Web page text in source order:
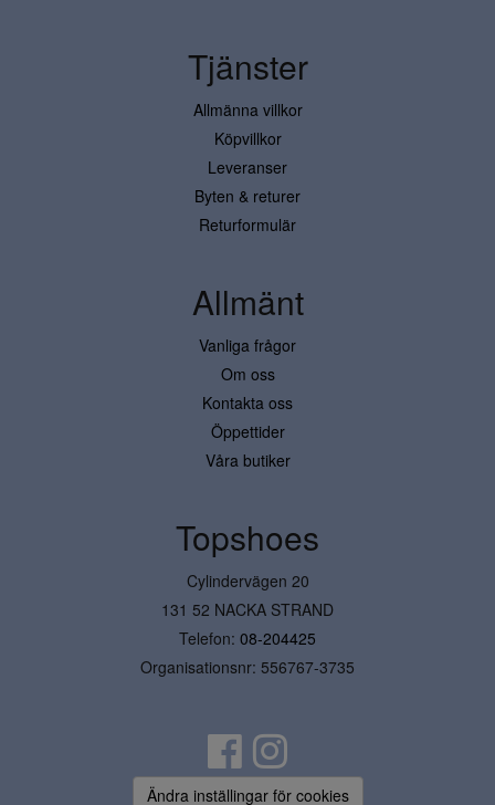
Tjänster
Allmänna villkor
Köpvillkor
Leveranser
Byten & returer
Returformulär
Allmänt
Vanliga frågor
Om oss
Kontakta oss
Öppettider
Våra butiker
Topshoes
Cylindervägen 20
131 52 NACKA STRAND
Telefon: 08-204425
Organisationsnr: 556767-3735
Ändra inställingar för cookies